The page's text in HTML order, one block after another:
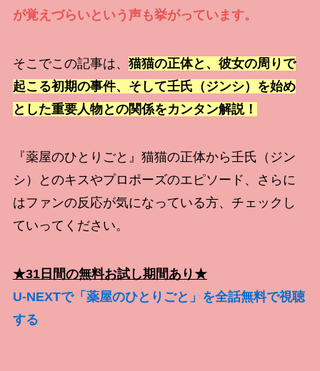
が覚えづらいという声も挙がっています。
そこでこの記事は、 猫猫の正体と、彼女の周りで
起こる初期の事件、そして壬氏（ジンシ）を始め
とした重要人物との関係をカンタン解説！
『薬屋のひとりごと』猫猫の正体から壬氏（ジン
シ）とのキスやプロポーズのエピソード、さらに
はファンの反応が気になっている方、チェックし
ていってください。
★31日間の無料お試し期間あり★
U-NEXTで「薬屋のひとりごと」を全話無料で視聴
する